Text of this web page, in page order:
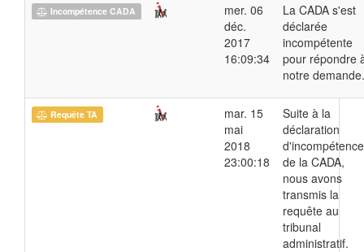
Incompétence CADA
mer. 06
déc.
2017
16:09:34
La CADA s'est
déclarée
incompétente
pour répondre
notre demande.
Requête TA
mar. 15
mai
2018
23:00:18
Suite à la
déclaration
d'incompétence
de la CADA,
nous avons
transmis la
requête au
tribunal
administratif.